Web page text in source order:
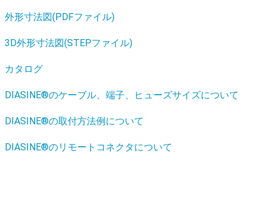
外形寸法図(PDFファイル)
3D外形寸法図(STEPファイル)
カタログ
DIASINE®のケーブル、端子、ヒューズサイズについて
DIASINE®の取付方法例について
DIASINE®のリモートコネクタについて